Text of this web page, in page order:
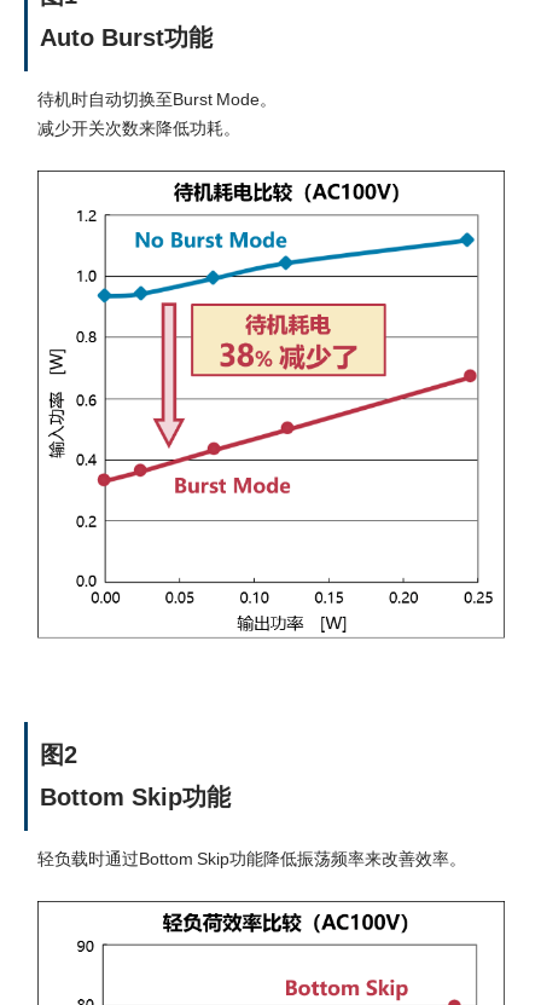
Auto Burst功能
待机时自动切换至Burst Mode。
减少开关次数来降低功耗。
图2
Bottom Skip功能
轻负载时通过Bottom Skip功能降低振荡频率来改善效率。